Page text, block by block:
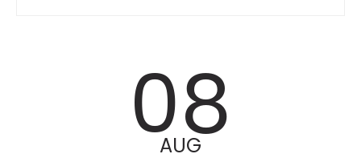
08
AUG